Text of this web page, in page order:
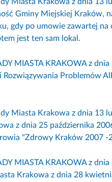
Gminy Miejskiej Kraków,
gdy po umowie zawartej
jest ten sam lokal.
MIASTA KRAKOWA z
Problemów
Miasta Krakowa z dnia 13
z dnia 25 października
"Zdrowy Kraków 2007 -
MIASTA KRAKOWA z
Krakowa z dnia 28